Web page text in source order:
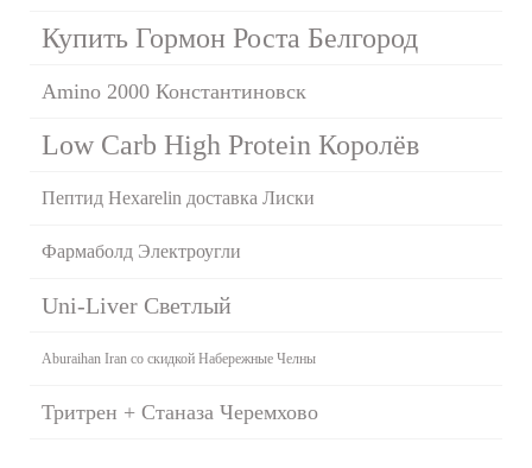
Купить Гормон Роста Белгород
Amino 2000 Константиновск
Low Carb High Protein Королёв
Пептид Hexarelin доставка Лиски
Фармаболд Электроугли
Uni-Liver Светлый
Aburaihan Iran со скидкой Набережные Челны
Тритрен + Станаза Черемхово